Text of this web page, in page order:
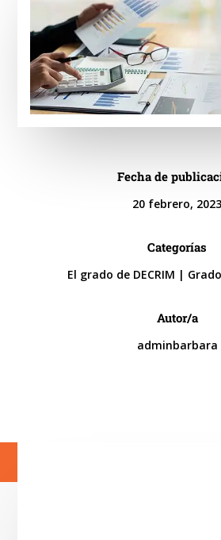
Fecha de
20 febrero, 2023
Categorías
El grado de DECRIM |
Autor/a
adminbarbara